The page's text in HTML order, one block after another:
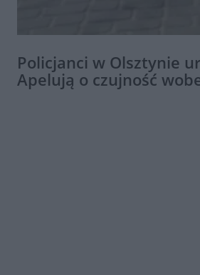
Policjanci w Olsztynie
Apelują o czujność